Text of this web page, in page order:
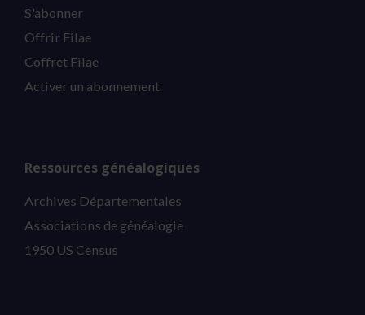
S'abonner
Offrir Filae
Coffret Filae
Activer un abonnement
Ressources généalogiques
Archives Départementales
Associations de généalogie
1950 US Census